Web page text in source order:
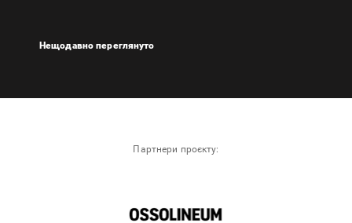
Нещодавно переглянуто
Партнери проєкту: